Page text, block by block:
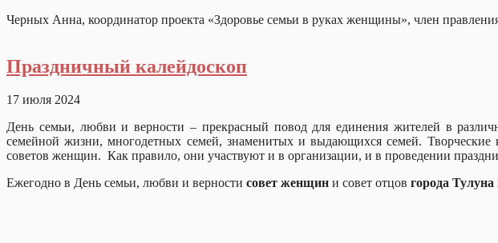
Черных Анна, координатор проекта «Здоровье семьи в руках женщины», член
Праздничный калейдоскоп
17 июля 2024
День семьи, любви и верности – прекрасный повод для единения жителей в
семейной жизни, многодетных семей, знаменитых и выдающихся семей.
советов женщин. Как правило, они участвуют и в организации, и в проведении
Ежегодно в День семьи, любви и верности совет женщин и совет отцов города Тулуна